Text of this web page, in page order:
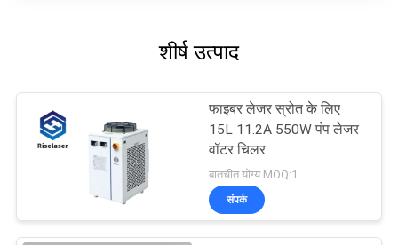
शीर्ष उत्पाद
फाइबर लेजर स्रोत के लिए
15L 11.2A 550W पंप लेजर
वॉटर चिलर
बातचीत योग्य MOQ:1
संपर्क